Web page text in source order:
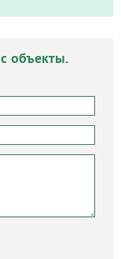
объекты.